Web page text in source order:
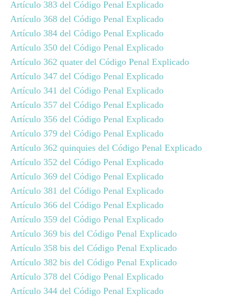
Artículo 383 del Código Penal Explicado
Artículo 368 del Código Penal Explicado
Artículo 384 del Código Penal Explicado
Artículo 350 del Código Penal Explicado
Artículo 362 quater del Código Penal Explicado
Artículo 347 del Código Penal Explicado
Artículo 341 del Código Penal Explicado
Artículo 357 del Código Penal Explicado
Artículo 356 del Código Penal Explicado
Artículo 379 del Código Penal Explicado
Artículo 362 quinquies del Código Penal Explicado
Artículo 352 del Código Penal Explicado
Artículo 369 del Código Penal Explicado
Artículo 381 del Código Penal Explicado
Artículo 366 del Código Penal Explicado
Artículo 359 del Código Penal Explicado
Artículo 369 bis del Código Penal Explicado
Artículo 358 bis del Código Penal Explicado
Artículo 382 bis del Código Penal Explicado
Artículo 378 del Código Penal Explicado
Artículo 344 del Código Penal Explicado